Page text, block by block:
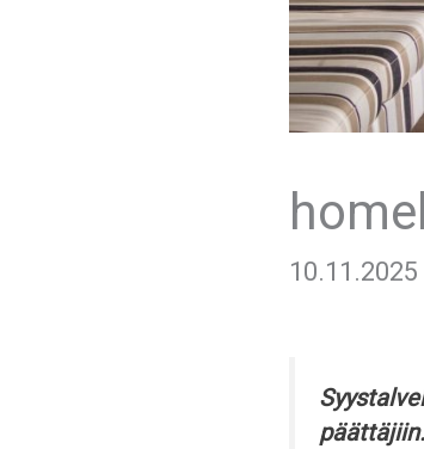
10.11.2025
päättäjiin.